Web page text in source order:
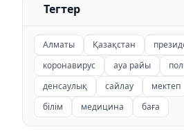
Тегтер
Алматы Қазақстан
коронавирус
ауа райы
денсаулық
сайлау мектеп
білім
медицина баға